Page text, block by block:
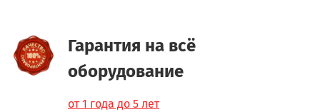
Гарантия на всё
оборудование
от 1 года до 5 лет